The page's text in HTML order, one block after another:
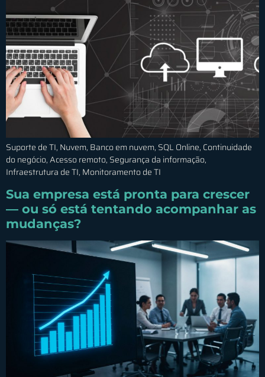
Suporte de TI, Nuvem, Banco em nuvem, SQL Online, Continuidade
do negócio, Acesso remoto, Segurança da informação,
Infraestrutura de TI, Monitoramento de TI
Sua empresa está pronta para crescer
— ou só está tentando acompanhar as
mudanças?